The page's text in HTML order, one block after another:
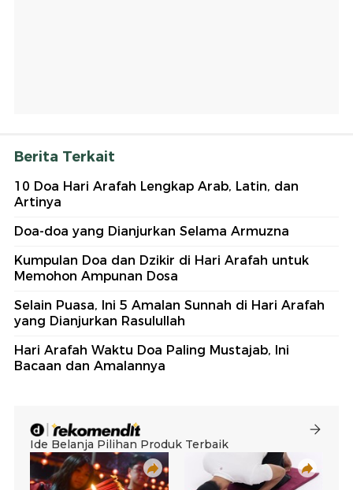
Berita Terkait
10 Doa Hari Arafah Lengkap Arab, Latin, dan
Artinya
Doa-doa yang Dianjurkan Selama Armuzna
Kumpulan Doa dan Dzikir di Hari Arafah untuk
Memohon Ampunan Dosa
Selain Puasa, Ini 5 Amalan Sunnah di Hari Arafah
yang Dianjurkan Rasulullah
Hari Arafah Waktu Doa Paling Mustajab, Ini
Bacaan dan Amalannya